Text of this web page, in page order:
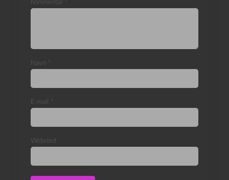
Kommentar *
Navn *
E-mail *
Websted